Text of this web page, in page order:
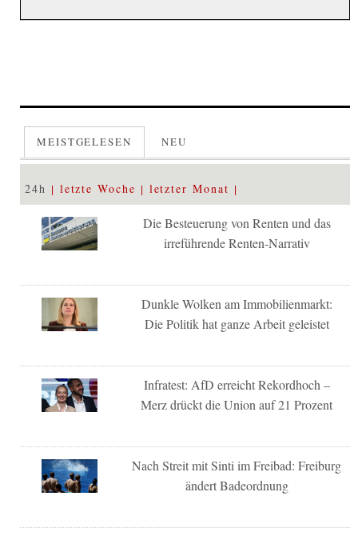
MEISTGELESEN NEU
24h letzte Woche letzter Monat
Die Besteuerung von Renten und das
irreführende Renten-Narrativ
Dunkle Wolken am Immobilienmarkt:
Die Politik hat ganze Arbeit geleistet
Infratest: AfD erreicht Rekordhoch –
Merz drückt die Union auf 21 Prozent
Nach Streit mit Sinti im Freibad: Freiburg
ändert Badeordnung